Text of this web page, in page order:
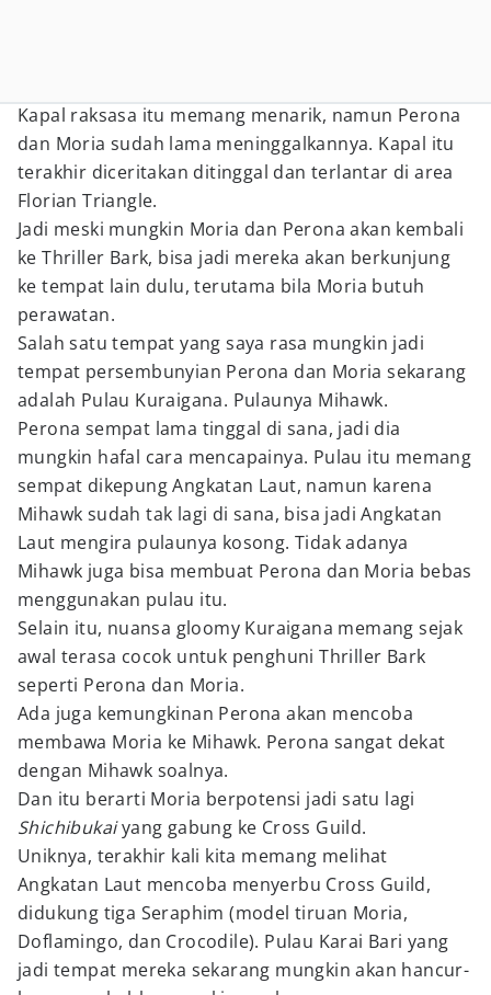
Kapal raksasa itu memang menarik, namun Perona
dan Moria sudah lama meninggalkannya. Kapal itu
terakhir diceritakan ditinggal dan terlantar di area
Florian Triangle.
Jadi meski mungkin Moria dan Perona akan kembali
ke Thriller Bark, bisa jadi mereka akan berkunjung
ke tempat lain dulu, terutama bila Moria butuh
perawatan.
Salah satu tempat yang saya rasa mungkin jadi
tempat persembunyian Perona dan Moria sekarang
adalah Pulau Kuraigana. Pulaunya Mihawk.
Perona sempat lama tinggal di sana, jadi dia
mungkin hafal cara mencapainya. Pulau itu memang
sempat dikepung Angkatan Laut, namun karena
Mihawk sudah tak lagi di sana, bisa jadi Angkatan
Laut mengira pulaunya kosong. Tidak adanya
Mihawk juga bisa membuat Perona dan Moria bebas
menggunakan pulau itu.
Selain itu, nuansa gloomy Kuraigana memang sejak
awal terasa cocok untuk penghuni Thriller Bark
seperti Perona dan Moria.
Ada juga kemungkinan Perona akan mencoba
membawa Moria ke Mihawk. Perona sangat dekat
dengan Mihawk soalnya.
Dan itu berarti Moria berpotensi jadi satu lagi
Shichibukaiyang gabung ke Cross Guild.
Uniknya, terakhir kali kita memang melihat
Angkatan Laut mencoba menyerbu Cross Guild,
didukung tiga Seraphim (model tiruan Moria,
Doflamingo, dan Crocodile). Pulau Karai Bari yang
jadi tempat mereka sekarang mungkin akan hancur-